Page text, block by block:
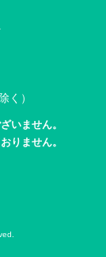
く）
いません。
りません。